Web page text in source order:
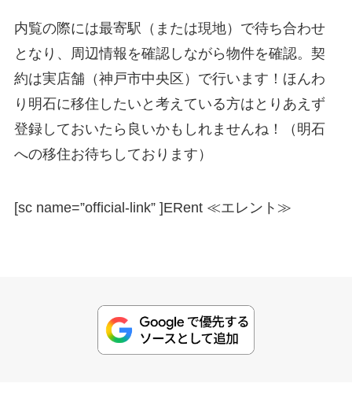
内覧の際には最寄駅（または現地）で待ち合わせ
となり、周辺情報を確認しながら物件を確認。契
約は実店舗（神戸市中央区）で行います！ほんわ
り明石に移住したいと考えている方はとりあえず
登録しておいたら良いかもしれませんね！（明石
への移住お待ちしております）
[sc name=”official-link” ]ERent ≪エレント≫